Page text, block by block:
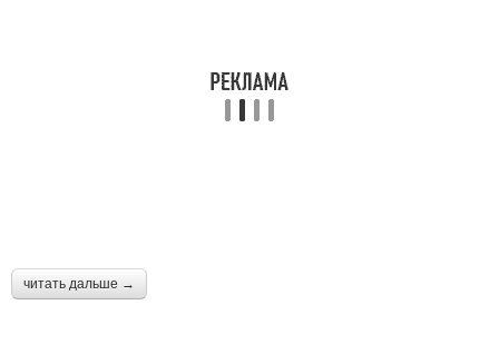
читать дальше →